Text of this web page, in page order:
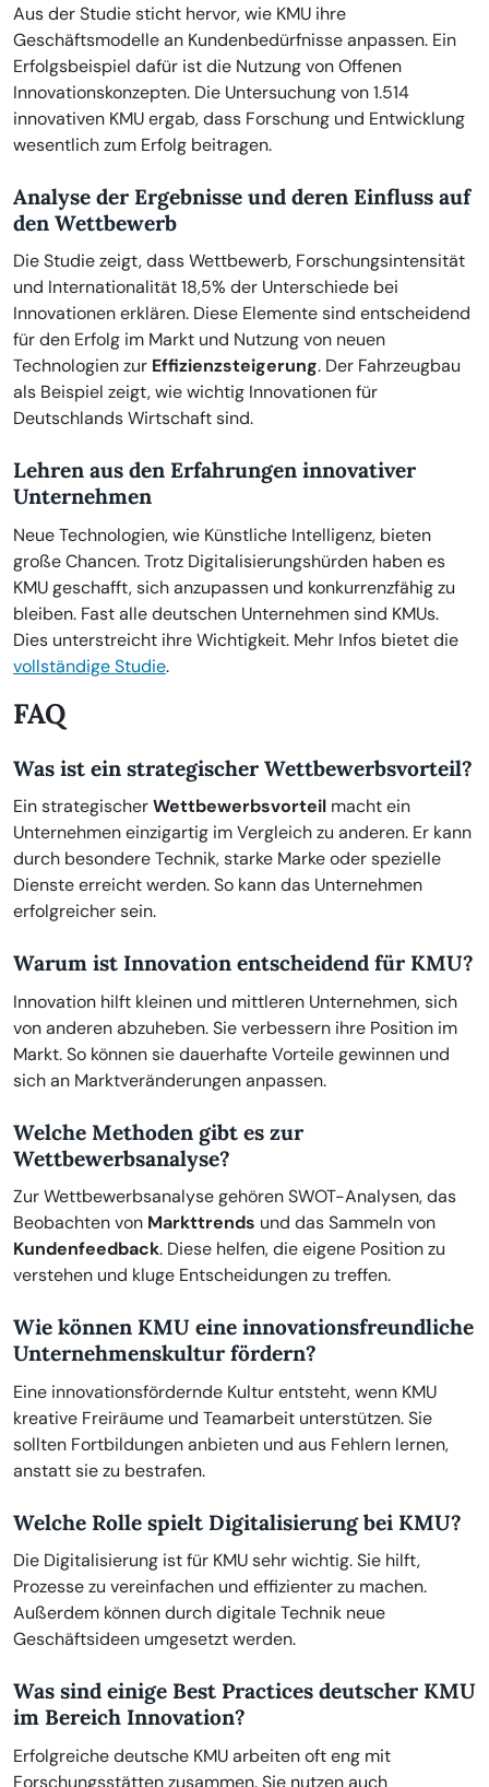
Aus der Studie sticht hervor, wie KMU ihre
Geschäftsmodelle an Kundenbedürfnisse anpassen. Ein
Erfolgsbeispiel dafür ist die Nutzung von Offenen
Innovationskonzepten. Die Untersuchung von 1.514
innovativen KMU ergab, dass Forschung und Entwicklung
wesentlich zum Erfolg beitragen.
Analyse der Ergebnisse und deren Einfluss auf
den Wettbewerb
Die Studie zeigt, dass Wettbewerb, Forschungsintensität
und Internationalität 18,5% der Unterschiede bei
Innovationen erklären. Diese Elemente sind entscheidend
für den Erfolg im Markt und Nutzung von neuen
Technologien zur Effizienzsteigerung. Der Fahrzeugbau
als Beispiel zeigt, wie wichtig Innovationen für
Deutschlands Wirtschaft sind.
Lehren aus den Erfahrungen innovativer
Unternehmen
Neue Technologien, wie Künstliche Intelligenz, bieten
große Chancen. Trotz Digitalisierungshürden haben es
KMU geschafft, sich anzupassen und konkurrenzfähig zu
bleiben. Fast alle deutschen Unternehmen sind KMUs.
Dies unterstreicht ihre Wichtigkeit. Mehr Infos bietet die
vollständige Studie.
FAQ
Was ist ein strategischer Wettbewerbsvorteil?
Ein strategischerWettbewerbsvorteil macht ein
Unternehmen einzigartig im Vergleich zu anderen. Er kann
durch besondere Technik, starke Marke oder spezielle
Dienste erreicht werden. So kann das Unternehmen
erfolgreicher sein.
Warum ist Innovation entscheidend für KMU?
Innovation hilft kleinen und mittleren Unternehmen, sich
von anderen abzuheben. Sie verbessern ihre Position im
Markt. So können sie dauerhafte Vorteile gewinnen und
sich an Marktveränderungen anpassen.
Welche Methoden gibt es zur
Wettbewerbsanalyse?
Zur Wettbewerbsanalyse gehören SWOT-Analysen, das
Beobachten von Markttrends und das Sammeln von
Kundenfeedback. Diese helfen, die eigene Position zu
verstehen und kluge Entscheidungen zu treffen.
Wie können KMU eine innovationsfreundliche
Unternehmenskultur fördern?
Eine innovationsfördernde Kultur entsteht, wenn KMU
kreative Freiräume und Teamarbeit unterstützen. Sie
sollten Fortbildungen anbieten und aus Fehlern lernen,
anstatt sie zu bestrafen.
Welche Rolle spielt Digitalisierung bei KMU?
Die Digitalisierung ist für KMU sehr wichtig. Sie hilft,
Prozesse zu vereinfachen und effizienter zu machen.
Außerdem können durch digitale Technik neue
Geschäftsideen umgesetzt werden.
Was sind einige Best Practices deutscher KMU
im Bereich Innovation?
Erfolgreiche deutsche KMU arbeiten oft eng mit
Forschungsstätten zusammen. Sie nutzen auch